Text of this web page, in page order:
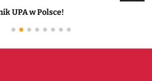
UPA w Polsce!